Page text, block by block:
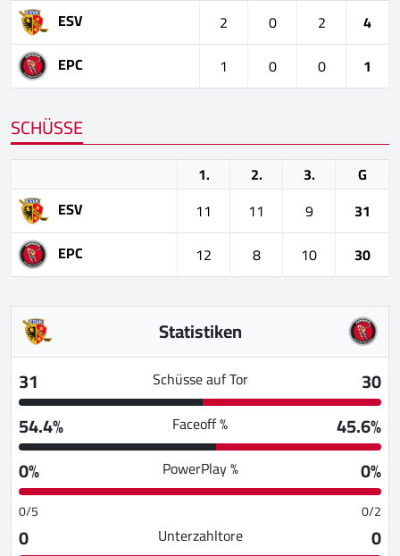
ESV
2 0 2
4
EPC
1 0 0 1
SCHÜSSE
1. 2. 3.
G
ESV
11 11 9
31
EPC
12 8 10 30
Statistiken
31
Schüsse auf Tor
30
54.4%
Faceoff %
45.6%
0%
PowerPlay % 0%
0/5 0/2
0 Unterzahltore
0